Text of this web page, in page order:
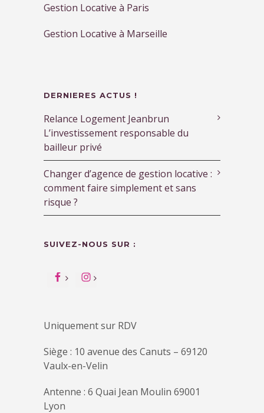
Gestion Locative à Paris
Gestion Locative à Marseille
DERNIERES ACTUS !
Relance Logement Jeanbrun
L’investissement responsable du
bailleur privé
Changer d’agence de gestion locative :
comment faire simplement et sans
risque ?
SUIVEZ-NOUS SUR :
Uniquement sur RDV
Siège : 10 avenue des Canuts – 69120
Vaulx-en-Velin
Antenne : 6 Quai Jean Moulin 69001
Lyon